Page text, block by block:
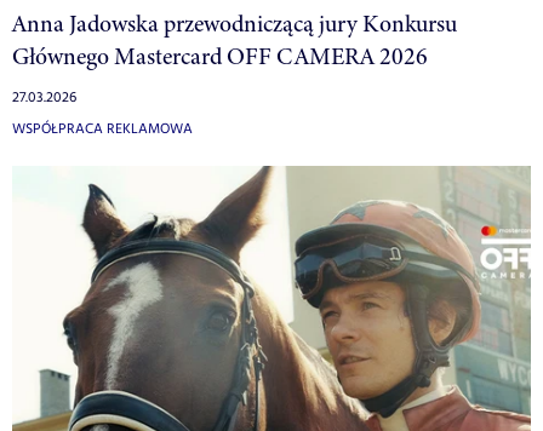
Anna Jadowska przewodniczącą jury Konkursu
Głównego Mastercard OFF CAMERA 2026
27.03.2026
WSPÓŁPRACA REKLAMOWA